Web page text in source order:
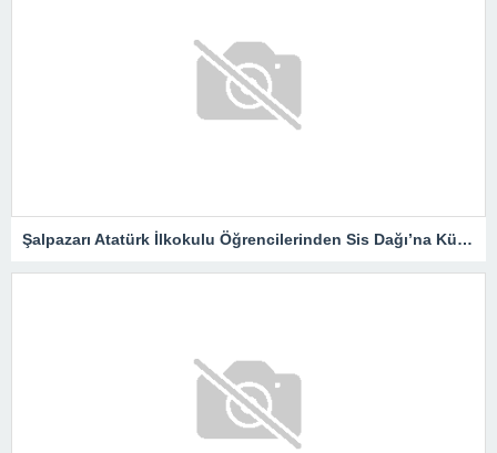
Şalpazarı Atatürk İlkokulu Öğrencilerinden Sis Dağı’na Kültür Gezisi